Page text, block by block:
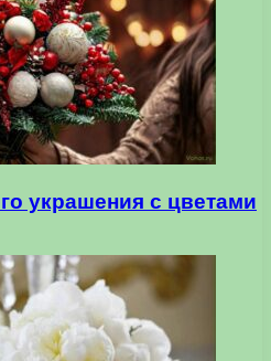
украшения с цветами